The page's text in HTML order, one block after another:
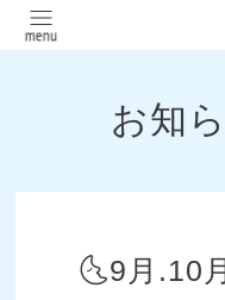
お知
🌜9月.10